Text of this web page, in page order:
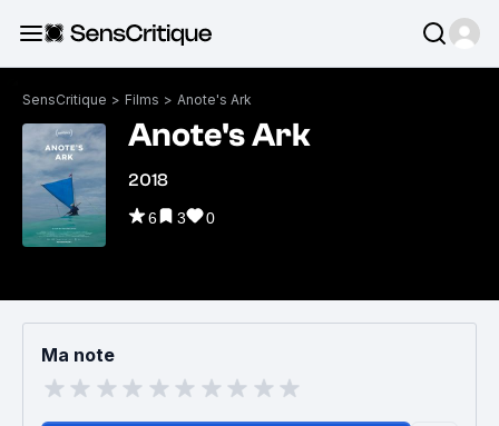
SensCritique > Films > Anote's Ark
Anote's Ark
2018
6 3 0
Ma note